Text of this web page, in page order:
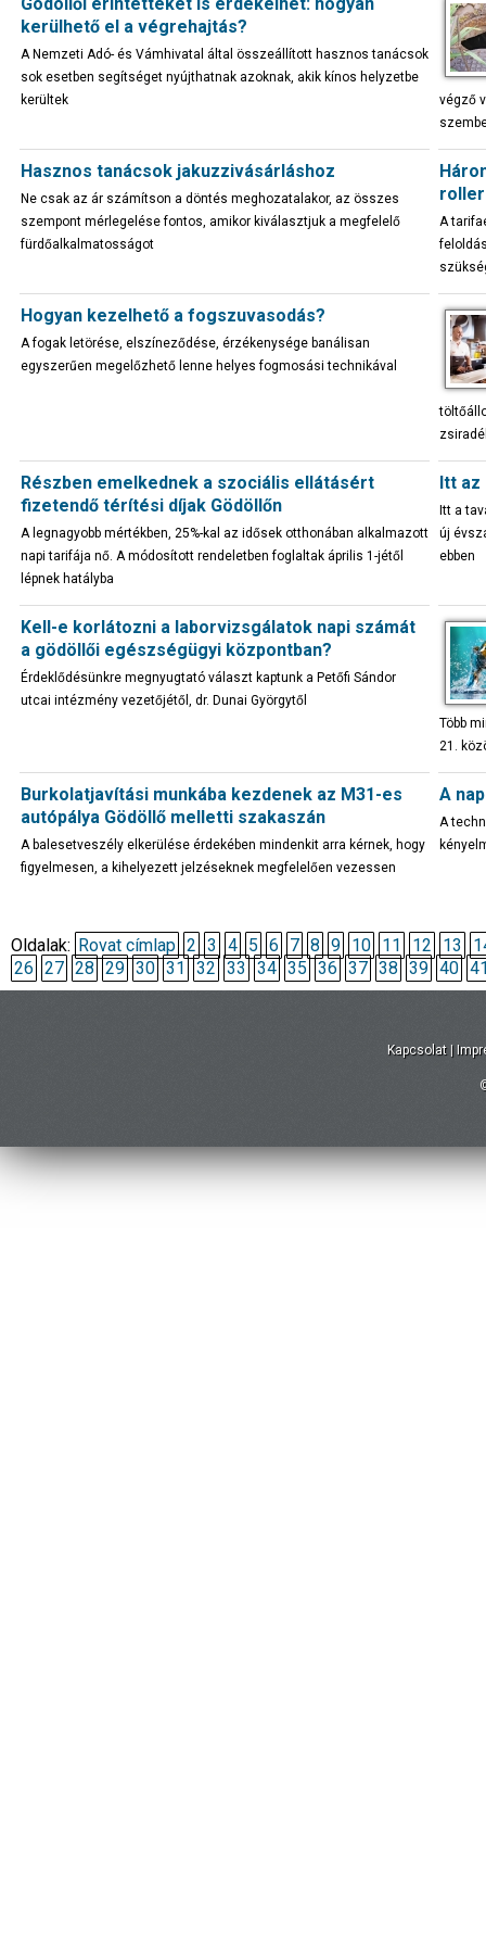
kerülhető el a végrehajtás?
A Nemzeti Adó- és Vámhivatal által összeállított hasznos tanácsok
sok esetben segítséget nyújthatnak azoknak, akik kínos helyzetbe
kerültek
végző
Hasznos tanácsok jakuzzivásárláshoz
Ne csak az ár számítson a döntés meghozatalakor, az összes
szempont mérlegelése fontos, amikor kiválasztjuk a megfelelő
fürdőalkalmatosságot
A
Hogyan kezelhető a fogszuvasodás?
A fogak letörése, elszíneződése, érzékenysége banálisan
egyszerűen megelőzhető lenne helyes fogmosási technikával
Részben emelkednek a szociális ellátásért
fizetendő térítési díjak Gödöllőn
A legnagyobb mértékben, 25%-kal az idősek otthonában alkalmazott
napi tarifája nő. A módosított rendeletben foglaltak április 1-jétől
lépnek hatályba
Itt az
Itt a
új
ebben
Kell-e korlátozni a laborvizsgálatok napi számát
a gödöllői egészségügyi központban?
Érdeklődésünkre megnyugtató választ kaptunk a Petőfi Sándor
utcai intézmény vezetőjétől, dr. Dunai Györgytől
Több
21.
Burkolatjavítási munkába kezdenek az M31-es
autópálya Gödöllő melletti szakaszán
A balesetveszély elkerülése érdekében mindenkit arra kérnek, hogy
figyelmesen, a kihelyezett jelzéseknek megfelelően vezessen
A
A
Oldalak: Rovat címlap 2 3 4 5 6 7 8 9 10 11 12 13
26 27 28 29 30 31 32 33 34 35 36 37 38 39 40
Kapcsolat |